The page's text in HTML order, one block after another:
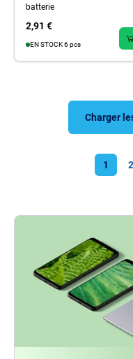
batterie
2,91 €
EN STOCK 6 pcs
Charger
1 2